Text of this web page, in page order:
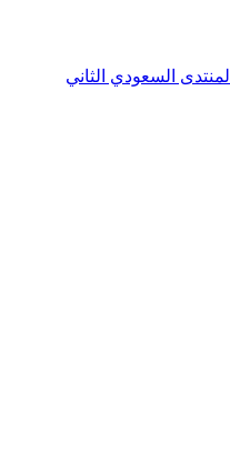
المنتدى السعودي الثاني